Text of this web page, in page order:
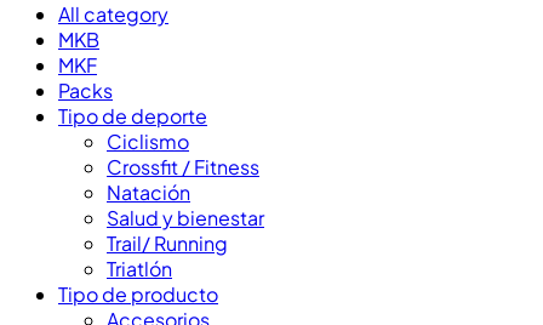
All category
MKB
MKF
Packs
Tipo de deporte
Ciclismo
Crossfit / Fitness
Natación
Salud y bienestar
Trail/ Running
Triatlón
Tipo de producto
Accesorios